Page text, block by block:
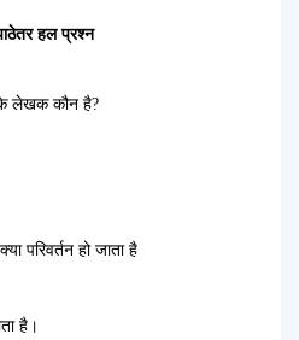
हल प्रश्न
के लेखक कौन है?
परिवर्तन हो जाता है
है।